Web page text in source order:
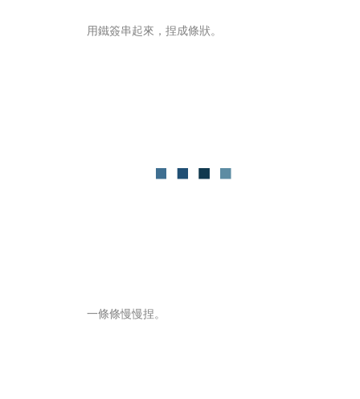
用鐵簽串起來，捏成條狀。
一條條慢慢捏。